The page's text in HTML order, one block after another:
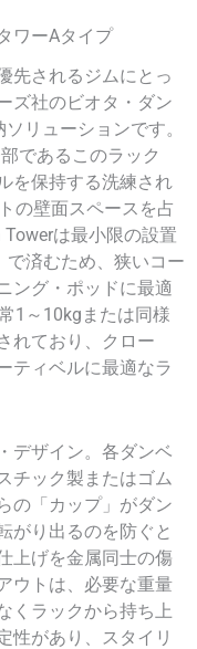
ワーAタイプ
先されるジムにとっ
ズ社のビオタ・ダン
リューションです。
であるこのラック
を保持する洗練され
の壁面スペースを占
は最小限の設置
済むため、狭いコー
ング・ポッドに最適
1～10kgまたは同様
れており、クロー
ティベルに最適なラ
デザイン。各ダンベ
チック製またはゴム
の「カップ」がダン
がり出るのを防ぐと
上げを金属同士の傷
ウトは、必要な重量
くラックから持ち上
性があり、スタイリ